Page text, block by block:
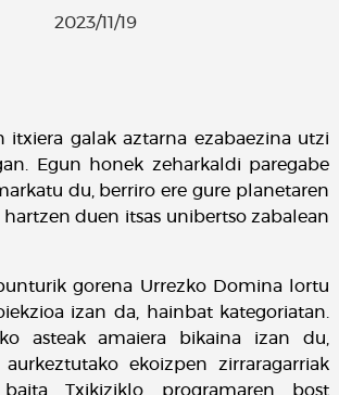
2023/11/19
itxiera galak aztarna ezabaezina utzi
Egun honek zeharkaldi paregabe
du, berriro ere gure planetaren
duen itsas unibertso zabalean
gorena Urrezko Domina lortu
izan da, hainbat kategoriatan.
asteak amaiera bikaina izan du,
ekoizpen zirraragarriak
baita Txikiziklo programaren bost